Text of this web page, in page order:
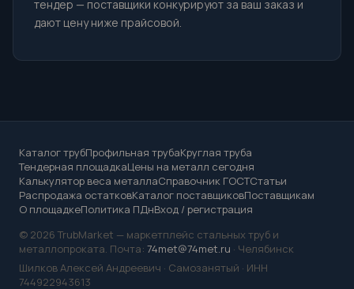
тендер — поставщики конкурируют за ваш заказ и
дают цену ниже прайсовой.
Каталог трубПрофильная трубаКруглая труба
Тендерная площадкаЦены на металл сегодня
Калькулятор веса металлаСправочник ГОСТСтатьи
Распродажа остатковКаталог поставщиковПоставщикам
О площадкеПолитика ПДнВход / регистрация
© 2026 TrubMarket — маркетплейс стальных труб и
металлопроката. Почта: 74met@74met.ru · Челябинск
Шилков Алексей Андреевич · Самозанятый · ИНН
744922943613